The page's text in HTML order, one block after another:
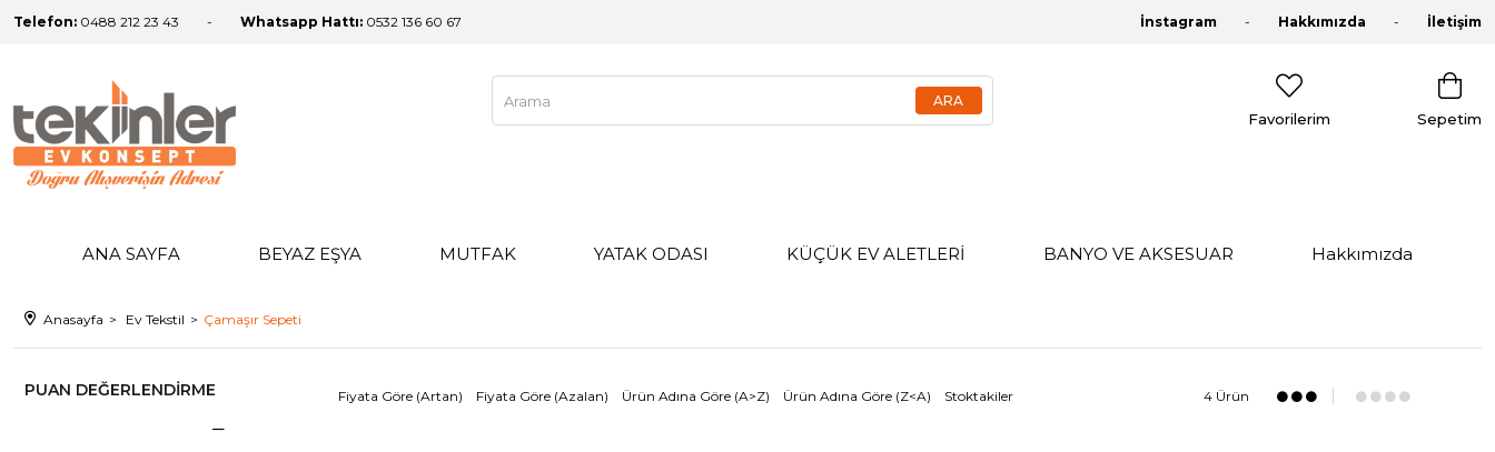
Telefon: 0488 212 23 43 Whatsapp Hattı: 0532 136 60 67 İnstagram Hakkımızda İletişim
Sepetim
Favorilerim
ANA SAYFA BEYAZ EŞYA MUTFAK YATAK ODASI KÜÇÜK EV ALETLERİ BANYO VE AKSESUAR Hakkımızda
Anasayfa Ev Tekstil Çamaşır Sepeti
PUAN DEĞERLENDIRME Fiyata Göre (Artan) Fiyata Göre (Azalan) Ürün Adına Göre (A>Z) Ürün Adına Göre (Z<A) Stoktakiler 4 Ürün